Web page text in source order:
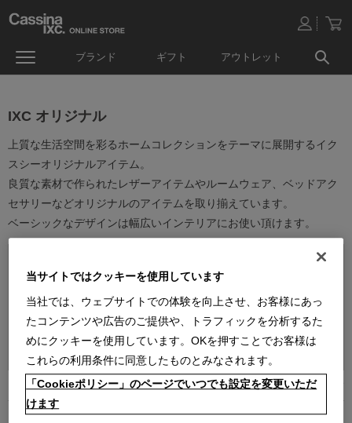
ブランド ギフト アウトレット
IXC オリジナル
上質な生活空間を彩るホームコレクションをテーマに展開するイク
スシーオリジナルアイテム。
良質な素材で作られたレザーアイテムやルームウェア、ベッドアク
セサリーなどオリジナルのアイテムを取り揃えています。
ベーシックなデザインは幅広いインテリアにお使い頂けます。
並べ替え：
6件あります
当サイトではクッキーを使用しています
当社では、ウェブサイトでの体験を向上させ、お客様にあっ
たコンテンツや広告のご提供や、トラフィックを分析するた
めにクッキーを使用しています。OKを押すことでお客様は
これらの利用条件に同意したものとみなされます。
「Cookieポリシー」のページでいつでも設定を変更いただ
けます